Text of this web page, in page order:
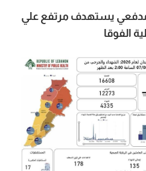
يستهدف مرتفع علي
الفوقا